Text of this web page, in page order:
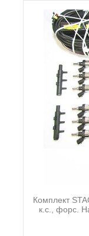
Комплект
к.с., форс.